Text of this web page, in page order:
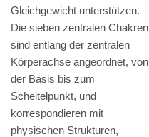
Gleichgewicht unterstützen.
Die sieben zentralen Chakren
sind entlang der zentralen
Körperachse angeordnet, von
der Basis bis zum
Scheitelpunkt, und
korrespondieren mit
physischen Strukturen,